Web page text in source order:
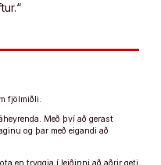
fjölmiðli.
Með því að gerast
og þar með eigandi að
en tryggja í leiðinni að aðrir geti